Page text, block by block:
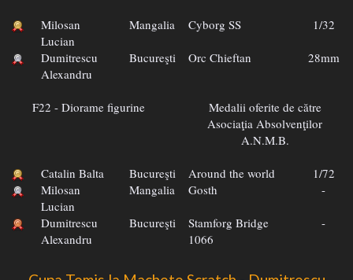
Milosan
Lucian
Mangalia Cyborg SS 1/32
Dumitrescu
Alexandru
Bucureşti Orc Chieftan 28mm
F22 - Diorame figurine
Medalii oferite de către
Asociaţia Absolvenţilor
A.N.M.B.
Catalin Balta Bucureşti Around the world
1/72
Milosan
Lucian
Mangalia Gosth -
Dumitrescu
Alexandru
Bucureşti
Stamforg Bridge
1066
-